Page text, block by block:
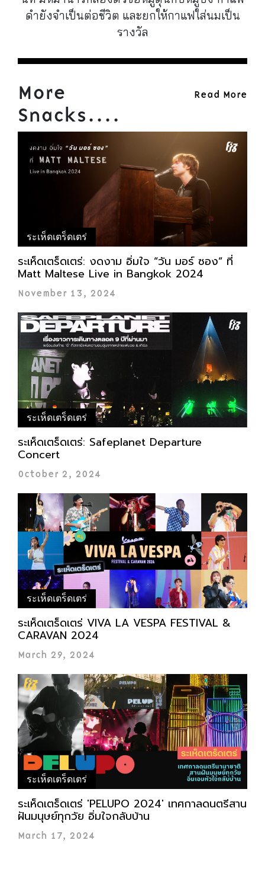
ดำยังจำเป็นต่อชีวิต และยกให้กาแฟใส่นมเป็น
รางวัล
More
Snacks....
Read More
ระเห็ดเตร็ดเตร่
ระเห็ดเตร็ดเตร่: งดงาม อิ่มใจ “วัน มอร์​ ซอง” ที่
Matt Maltese Live in Bangkok 2024
November 13, 2024
ระเห็ดเตร็ดเตร่
ระเห็ดเตร็ดเตร่: Safeplanet Departure
Concert
October 2, 2024
ระเห็ดเตร็ดเตร่
ระเห็ดเตร็ดเตร่ VIVA LA VESPA FESTIVAL &
CARAVAN 2024
March 29, 2024
ระเห็ดเตร็ดเตร่
ระเห็ดเตร็ดเตร่ 'PELUPO 2024' เทศกาลดนตรีสาน
ฝันมนุษย์ทุกวัย อิ่มใจกลับบ้าน
March 17, 2024